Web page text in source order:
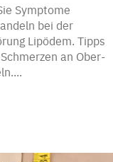
Symptome
bei der
Lipödem. Tipps
an Ober-